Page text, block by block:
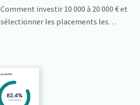
Comment investir 10 000 à 20 000 € et
sélectionner les placements les…